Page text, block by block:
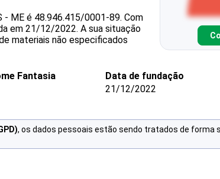
- ME é 48.946.415/0001-89. Com
em 21/12/2022. A sua situação
materiais não especificados
Fantasia
Data de fundação
21/12/2022
, os dados pessoais estão sendo tratados de forma